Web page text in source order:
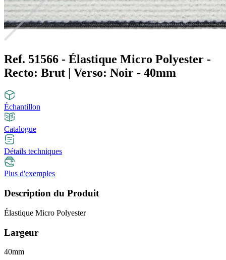
Ref. 51566 - Élastique Micro Polyester -
Recto: Brut | Verso: Noir - 40mm
Échantillon
Catalogue
Détails techniques
Plus d'exemples
Description du Produit
Élastique Micro Polyester
Largeur
40mm